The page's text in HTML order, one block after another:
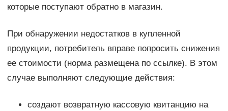
которые поступают обратно в магазин.
При обнаружении недостатков в купленной
продукции, потребитель вправе попросить снижения
ее стоимости (норма размещена по ссылке). В этом
случае выполняют следующие действия:
создают возвратную кассовую квитанцию на